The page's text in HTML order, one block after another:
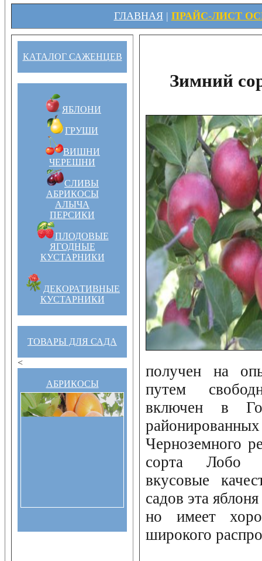
ГЛАВНАЯ| ПРАЙС-ЛИСТ
КАТАЛОГ САЖЕНЦЕВ
ЯБЛОНИ
ГРУШИ
ВИШНИ
ЧЕРЕШНИ
СЛИВЫ
АБРИКОСЫ
АЛЫЧА
ПЕРСИКИ
ПЛОДОВЫЕ
ЯГОДНЫЕ
КУСТАРНИКИ
ДЕКОРАТИВНЫЕ
КУСТАРНИКИ
ТОВАРЫ ДЛЯ САДА
<
АБРИКОСЫ
Зимний
получен на
путем
включен в
Черноземного
сорта Лобо
вкусовые
садов эта
но имеет
широкого